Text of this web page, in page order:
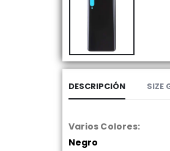
DESCRIPCIÓN SIZE
Varios Colores:
Negro